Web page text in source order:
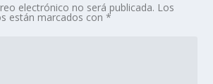
electrónico no será publicada. Los
están marcados con*